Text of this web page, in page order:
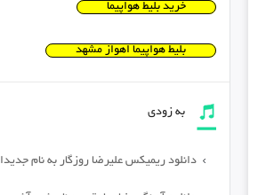
خرید بلیط هواپیما
بلیط هواپیما اهواز مشهد
به زودی
دانلود ریمیکس علیرضا روزگار به نام جدیدا